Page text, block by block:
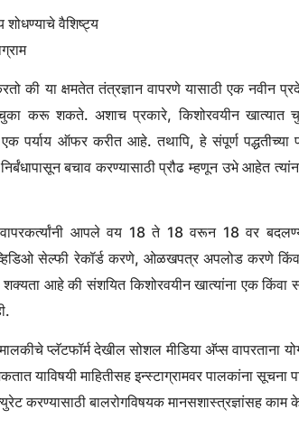
शोधण्याचे वैशिष्ट्य
की या क्षमतेत तंत्रज्ञान वापरणे यासाठी एक नवीन
करू शकते. अशाच प्रकारे, किशोरवयीन खात्यात
पर्याय ऑफर करीत आहे. तथापि, हे संपूर्ण
बचाव करण्यासाठी प्रौढ म्हणून उभे आहेत
वापरकर्त्यांनी आपले वय 18 ते 18 वरून 18 वर
सेल्फी रेकॉर्ड करणे, ओळखपत्र अपलोड करणे किंवा
आहे की संशयित किशोरवयीन खात्यांना एक किंवा
प्लॅटफॉर्म देखील सोशल मीडिया अ‍ॅप्स वापरताना
याविषयी माहितीसह इन्स्टाग्रामवर पालकांना
करण्यासाठी बालरोगविषयक मानसशास्त्रज्ञांसह